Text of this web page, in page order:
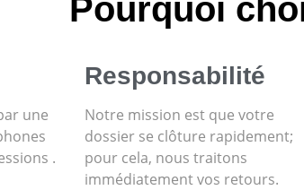
Pourquoi
une
.
Responsabilité
Notre mission est que votre
dossier se clôture rapidement;
pour cela, nous traitons
immédiatement vos retours.